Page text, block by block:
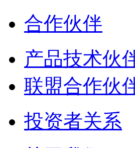
合作伙伴
产品技术伙
联盟合作伙
投资者关系